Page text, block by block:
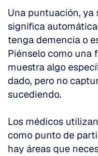
Una puntuación, ya
significa
tenga demencia o
Piénselo como una
muestra algo
dado, pero no
sucediendo.
Los médicos
como punto de
hay áreas que